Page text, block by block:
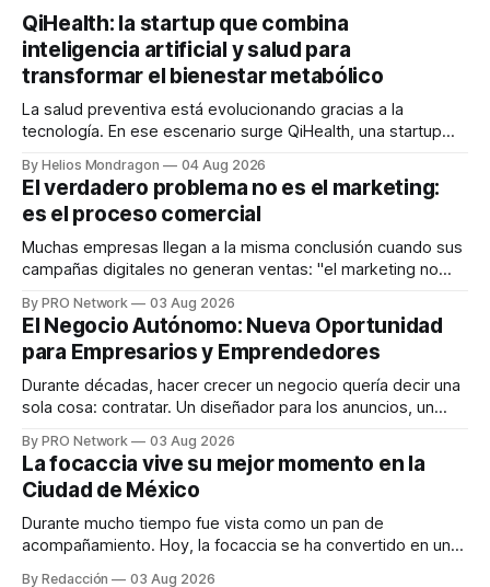
QiHealth: la startup que combina
inteligencia artificial y salud para
transformar el bienestar metabólico
La salud preventiva está evolucionando gracias a la
tecnología. En ese escenario surge QiHealth, una startup
dispositivos inteligentes, inteligencia artificial y monitoreo
en tiempo real para ayudar a las personas a tomar mejores
decisiones sobre su salud metabólica. Su propuesta busca
responder
By Helios Mondragon 04 Aug 2026
El verdadero problema no es el marketing:
es el proceso comercial
Muchas empresas llegan a la misma conclusión cuando sus
campañas digitales no generan ventas: "el marketing no
INTERIUS, el problema suele estar en otro lugar. Durante
una entrevista para el podcast SER PRO, el especialista en
marketing digital explicó que
By PRO Network 03 Aug 2026
El Negocio Autónomo: Nueva Oportunidad
para Empresarios y Emprendedores
Durante décadas, hacer crecer un negocio quería decir una
sola cosa: contratar. Un diseñador para los anuncios, un
para los textos, alguien que supiera de publicidad digital
para encontrar prospectos, un vendedor para atender
llamadas y mensajes, y —con suerte— una persona
By PRO Network 03 Aug 2026
La focaccia vive su mejor momento en la
Ciudad de México
Durante mucho tiempo fue vista como un pan de
acompañamiento. Hoy, la focaccia se ha convertido en uno
By Redacción 03 Aug 2026